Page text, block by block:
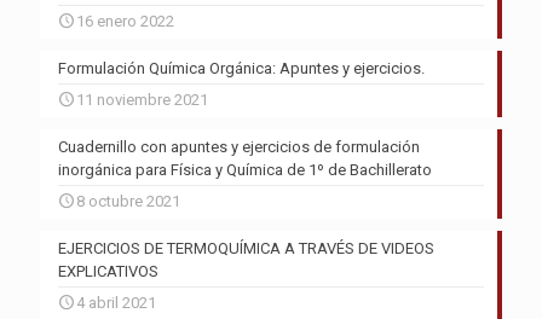
16 enero 2022
Formulación Química Orgánica: Apuntes y ejercicios.
11 noviembre 2021
Cuadernillo con apuntes y ejercicios de formulación
inorgánica para Física y Química de 1º de Bachillerato
8 octubre 2021
EJERCICIOS DE TERMOQUÍMICA A TRAVÉS DE VIDEOS
EXPLICATIVOS
4 abril 2021